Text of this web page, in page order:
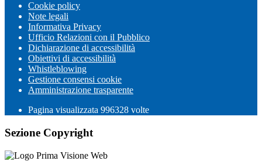
Cookie policy
Note legali
Informativa Privacy
Ufficio Relazioni con il Pubblico
Dichiarazione di accessibilità
Obiettivi di accessibilità
Whistleblowing
Gestione consensi cookie
Amministrazione trasparente
Pagina visualizzata 996328 volte
Sezione Copyright